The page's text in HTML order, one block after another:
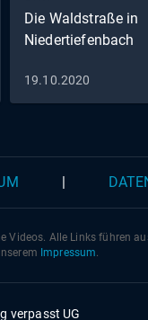
Die Waldstraße in
Niedertiefenbach
19.10.2020
Videos. Alle Links führen
Impressum.
verpasst UG